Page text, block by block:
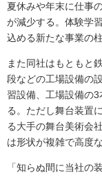
夏休みや年末に仕事
が減少する。体験学
込める新たな事業の
また同社はもともと
段などの工場設備の
習設備、工場設備の
る。ただし舞台装置
る大手の舞台美術会
は形状が複雑で高度
「知らぬ間に当社の